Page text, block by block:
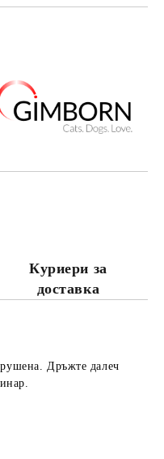
Куриери за
доставка
Дръжте далеч